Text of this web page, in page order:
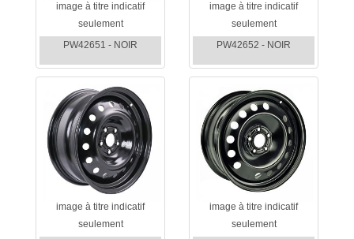
image à titre indicatif
seulement
PW42651 - NOIR
image à titre indicatif
seulement
PW42652 - NOIR
image à titre indicatif
seulement
image à titre indicatif
seulement